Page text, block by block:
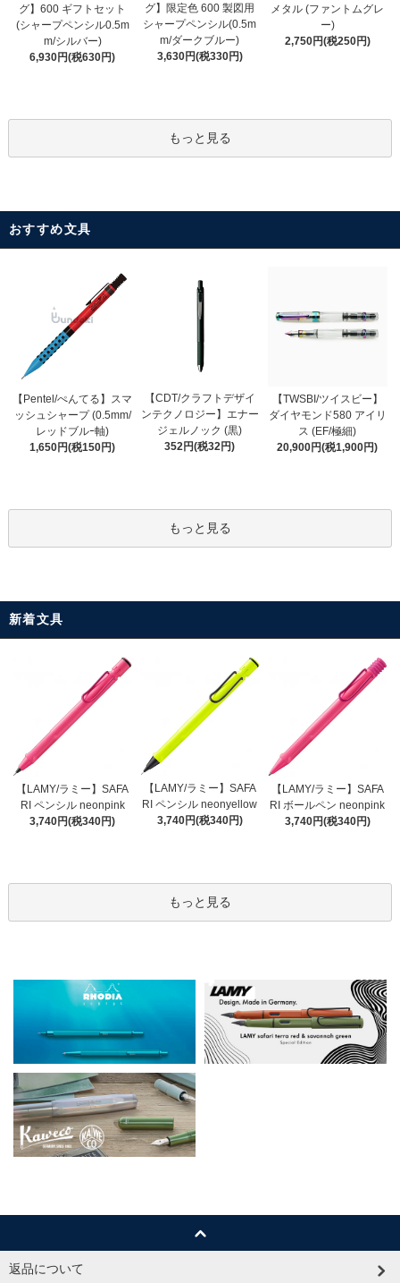
グ】600 ギフトセット
(シャープペンシル0.5m
m/シルバー)
6,930円(税630円)
グ】限定色 600 製図用
シャープペンシル(0.5m
m/ダークブルー)
3,630円(税330円)
メタル (ファントムグレ
ー)
2,750円(税250円)
もっと見る
おすすめ文具
【Pentel/ぺんてる】スマ
ッシュシャープ (0.5mm/
レッドブルｰ軸)
1,650円(税150円)
【CDT/クラフトデザイ
ンテクノロジー】エナー
ジェルノック (黒)
352円(税32円)
【TWSBI/ツイスビー】
ダイヤモンド580 アイリ
ス (EF/極細)
20,900円(税1,900円)
もっと見る
新着文具
【LAMY/ラミー】SAFA
RI ペンシル neonpink
3,740円(税340円)
【LAMY/ラミー】SAFA
RI ペンシル neonyellow
3,740円(税340円)
【LAMY/ラミー】SAFA
RI ボールペン neonpink
3,740円(税340円)
もっと見る
返品について